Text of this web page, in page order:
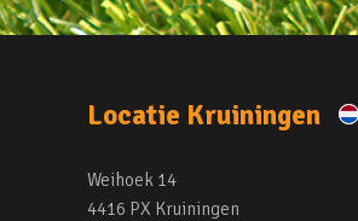
Locatie Kruiningen
Weihoek 14
4416 PX Kruiningen